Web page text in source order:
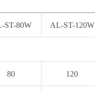
ST-80W AL-ST-120W
80 120